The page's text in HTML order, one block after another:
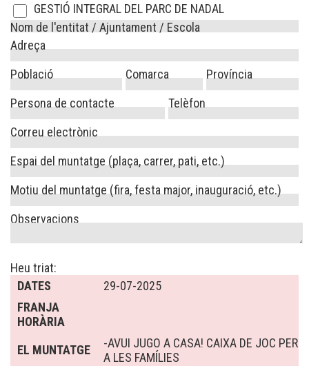
GESTIÓ INTEGRAL DEL PARC DE NADAL
Nom de l'entitat / Ajuntament / Escola
Adreça
Població
Comarca
Província
Persona de contacte
Telèfon
Correu electrònic
Espai del muntatge (plaça, carrer, pati, etc.)
Motiu del muntatge (fira, festa major, inauguració, etc.)
Observacions
Heu triat:
DATES
29-07-2025
FRANJA
HORÀRIA
EL MUNTATGE
-AVUI JUGO A CASA! CAIXA DE JOC PER
A LES FAMÍLIES